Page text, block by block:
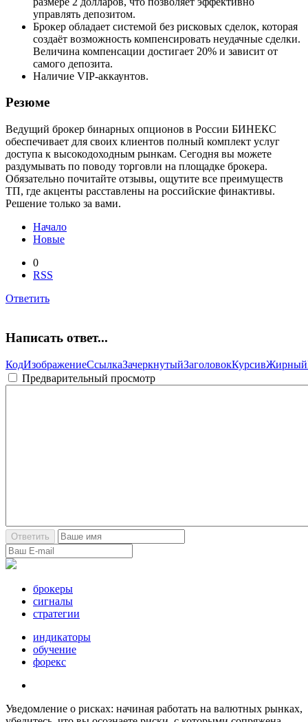
управлять депозитом.
Брокер обладает системой без рисковых сделок, которая
создаёт возможность компенсировать неудачные сделки.
Величина компенсации достигает 20% и зависит от
самого депозита.
Наличие VIP-аккаунтов.
Резюме
Ведущий брокер бинарных опционов в России БИНЕКС
обеспечивает для своих клиентов полный комплект услуг
доступа к высокодоходным рынкам. Сегодня вы можете
раздумывать по поводу торговли на площадке брокера.
Обязательно почитайте отзывы, ощутите все преимуществ
ТП, где акценты расставлены на российские финактивы.
Решение только за вами.
Начало
Новые
0
RSS
Ответить
Написать ответ...
КодИзображениеСсылкаЗачеркнутыйЗаголовокКурсивЖирный
Предварительный просмотр
брокеры
сигналы
стратегии
индикаторы
обучение
форекс
Уведомление о рисках: начиная работать на валютных рынках,